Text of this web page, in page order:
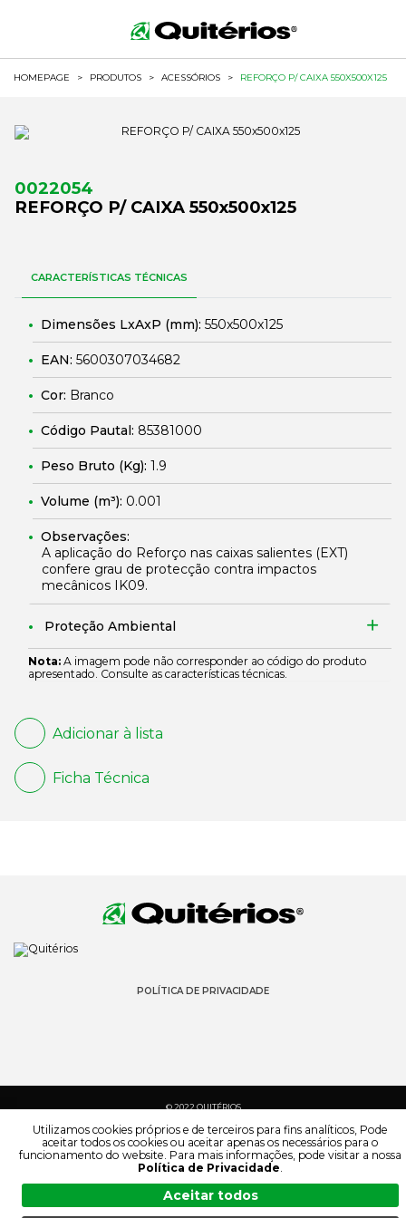
HOMEPAGE > PRODUTOS > ACESSÓRIOS > REFORÇO P/ CAIXA 550X500X125
0022054
REFORÇO P/ CAIXA 550x500x125
CARACTERÍSTICAS TÉCNICAS
Dimensões LxAxP (mm): 550x500x125
EAN: 5600307034682
Cor: Branco
Código Pautal: 85381000
Peso Bruto (Kg): 1.9
Volume (m³): 0.001
Observações:
A aplicação do Reforço nas caixas salientes (EXT)
confere grau de protecção contra impactos
mecânicos IK09.
Proteção Ambiental
Nota: A imagem pode não corresponder ao código do produto
apresentado. Consulte as características técnicas.
Adicionar à lista
Ficha Técnica
POLÍTICA DE PRIVACIDADE
© 2022 QUITÉRIOS
Utilizamos cookies próprios e de terceiros para fins analíticos, Pode
aceitar todos os cookies ou aceitar apenas os necessários para o
funcionamento do website. Para mais informações, pode visitar a nossa
Política de Privacidade.
Aceitar todos